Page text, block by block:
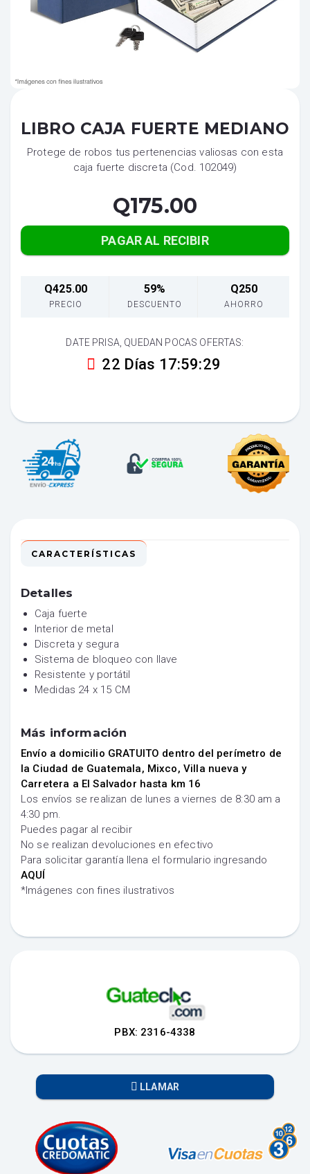
LIBRO CAJA FUERTE MEDIANO
Protege de robos tus pertenencias valiosas con esta
caja fuerte discreta (Cod. 102049)
Q175.00
PAGAR AL RECIBIR
Q425.00
PRECIO
59%
DESCUENTO
Q250
AHORRO
DATE PRISA, QUEDAN POCAS OFERTAS:
22 Días 17:59:28
CARACTERÍSTICAS
Detalles
Caja fuerte
Interior de metal
Discreta y segura
Sistema de bloqueo con llave
Resistente y portátil
Medidas 24 x 15 CM
Más información
Envío a domicilio GRATUITO dentro del perímetro de
la Ciudad de Guatemala, Mixco, Villa nueva y
Carretera a El Salvador hasta km 16
Los envíos se realizan de lunes a viernes de 8:30 am a
4:30 pm.
Puedes pagar al recibir
No se realizan devoluciones en efectivo
Para solicitar garantía llena el formulario ingresando
AQUÍ
*Imágenes con fines ilustrativos
PBX: 2316-4338
LLAMAR